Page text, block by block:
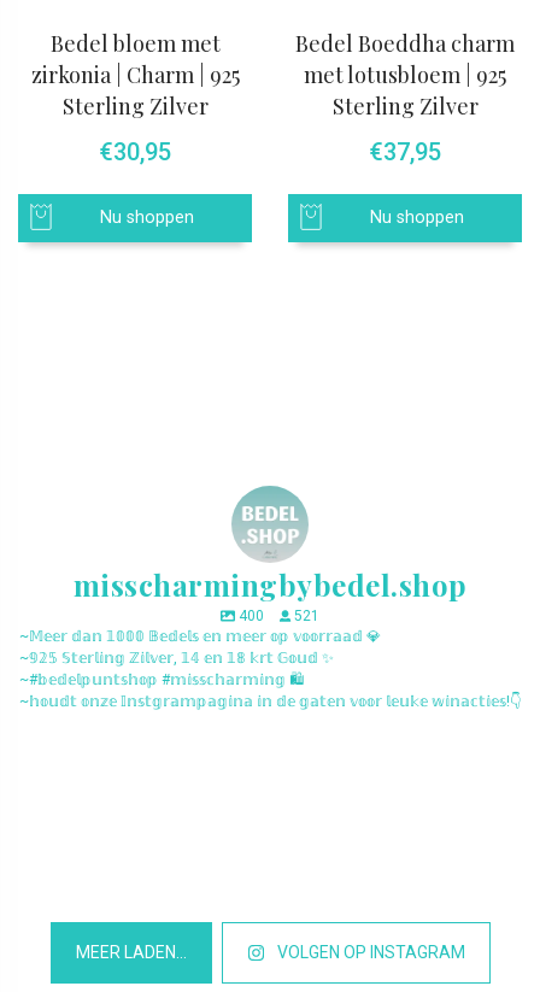
Bedel bloem met
zirkonia | Charm | 925
Sterling Zilver
€30,95
Nu shoppen
Bedel Boeddha charm
met lotusbloem | 925
Sterling Zilver
€37,95
Nu shoppen
misscharmingbybedel.shop
400
521
~𝕄𝕖𝕖𝕣 𝕕𝕒𝕟 𝟙𝟘𝟘𝟘 𝔹𝕖𝕕𝕖𝕝𝕤 𝕖𝕟 𝕞𝕖𝕖𝕣 𝕠𝕡 𝕧𝕠𝕠𝕣𝕣𝕒𝕒𝕕 💎
~𝟡𝟚𝟝 𝕊𝕥𝕖𝕣𝕝𝕚𝕟𝕘 ℤ𝕚𝕝𝕧𝕖𝕣, 𝟙𝟜 𝕖𝕟 𝟙𝟠 𝕜𝕣𝕥 𝔾𝕠𝕦𝕕 ✨
~#𝕓𝕖𝕕𝕖𝕝𝕡𝕦𝕟𝕥𝕤𝕙𝕠𝕡 #𝕞𝕚𝕤𝕤𝕔𝕙𝕒𝕣𝕞𝕚𝕟𝕘 🛍️
~𝕙𝕠𝕦𝕕𝕥 𝕠𝕟𝕫𝕖 𝕀𝕟𝕤𝕥𝕘𝕣𝕒𝕞𝕡𝕒𝕘𝕚𝕟𝕒 𝕚𝕟 𝕕𝕖 𝕘𝕒𝕥𝕖𝕟 𝕧𝕠𝕠𝕣 𝕝𝕖𝕦𝕜𝕖 𝕨𝕚𝕟𝕒𝕔𝕥𝕚𝕖𝕤!👇
MEER LADEN… VOLGEN OP INSTAGRAM